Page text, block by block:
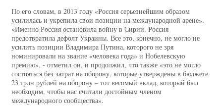
По его словам, в 2013 году «Россия серьезнейшим образом
усилилась и укрепила свои позиции на международной арене».
«Именно Россия остановила войну в Сирии. Россия
предотвратила дефолт Украины. Все это, конечно, не могло не
усилить позиции Владимира Путина, которого не зря
номинировали на звание «человека года» и Нобелевскую
премию», - отметил он, и продолжил, что также «это не могло
состояться без затрат на оборону, которые утверждены в бюджете.
23 трлн рублей на оборону – тот весомый вклад, который был
необходим, чтобы нас считали достойным членом
международного сообщества».